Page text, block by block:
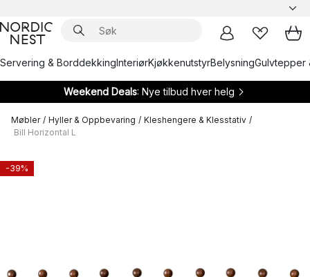
Servering & BorddekkingInteriørKjøkkenutstyrBelysningGulvtepper
Weekend Deals: Nye tilbud hver helg
Møbler / Hyller & Oppbevaring / Kleshengere & Klesstativ /
Bill Horizontal L
-39%